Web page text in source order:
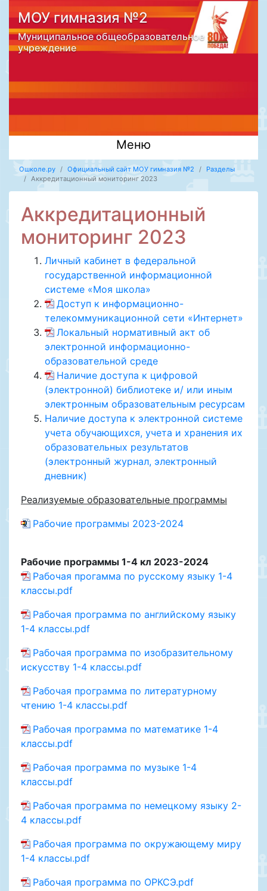
МОУ гимназия №2
Муниципальное общеобразовательное
учреждение
Меню
Ошколе.ру Официальный сайт МОУ гимназия №2
Разделы
Аккредитационный мониторинг 2023
Аккредитационный
мониторинг 2023
Личный кабинет в федеральной
государственной информационной
системе «Моя школа»
Доступ к информационно-
телекоммуникационной сети «Интернет»
Локальный нормативный акт об
электронной информационно-
образовательной среде
Наличие доступа к цифровой
(электронной) библиотеке и/ или иным
электронным образовательным ресурсам
Наличие доступа к электронной системе
учета обучающихся, учета и хранения их
образовательных результатов
(электронный журнал, электронный
дневник)
Реализуемые образовательные программы
Рабочие программы 2023-2024
Рабочие программы 1-4 кл 2023-2024
Рабочая прогамма по русскому языку 1-4
классы.pdf
Рабочая программа по английскому языку
1-4 классы.pdf
Рабочая программа по изобразительному
искусству 1-4 классы.pdf
Рабочая программа по литературному
чтению 1-4 классы.pdf
Рабочая программа по математике 1-4
классы.pdf
Рабочая программа по музыке 1-4
классы.pdf
Рабочая программа по немецкому языку 2-
4 классы.pdf
Рабочая программа по окружающему миру
1-4 классы.pdf
Рабочая программа по ОРКСЭ.pdf